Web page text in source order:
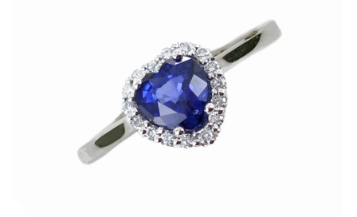
Mot de passe oublié ?
S'IDENTIFIER
MON COMPTE